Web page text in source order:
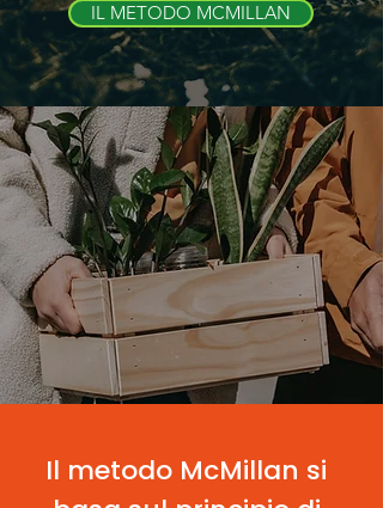
IL METODO MCMILLAN
Il metodo McMillan si